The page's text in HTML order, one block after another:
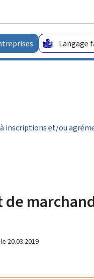
Langage
inscriptions et/ou
de
20.03.2019